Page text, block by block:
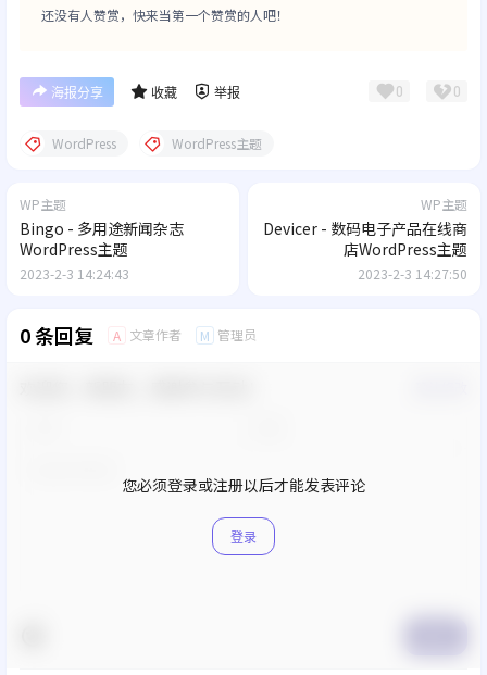
还没有人赞赏，快来当第一个赞赏的人吧！
海报分享 收藏 举报 0 0
WordPress WordPress主题
WP主题
Bingo - 多用途新闻杂志
WordPress主题
2023-2-3 14:24:43
WP主题
Devicer - 数码电子产品在线商
店WordPress主题
2023-2-3 14:27:50
0 条回复 A 文章作者 M 管理员
您必须登录或注册以后才能发表评论
登录